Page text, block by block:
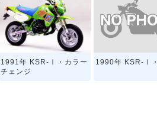
1991年 KSR-Ⅰ・カラー
チェンジ
1990年 KSR-Ⅰ